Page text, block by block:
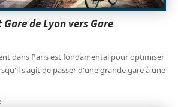
de Lyon vers Gare
dans Paris est fondamental pour optimiser
s'agit de passer d'une grande gare à une